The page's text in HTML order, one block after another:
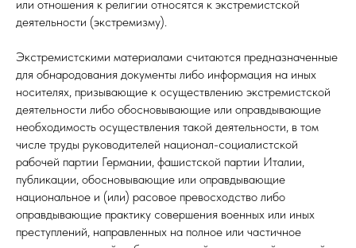
или отношения к религии относятся к экстремистской
деятельности (экстремизму).
Экстремистскими материалами считаются предназначенные
для обнародования документы либо информация на иных
носителях, призывающие к осуществлению экстремистской
деятельности либо обосновывающие или оправдывающие
необходимость осуществления такой деятельности, в том
числе труды руководителей национал-социалистской
рабочей партии Германии, фашистской партии Италии,
публикации, обосновывающие или оправдывающие
национальное и (или) расовое превосходство либо
оправдывающие практику совершения военных или иных
преступлений, направленных на полное или частичное